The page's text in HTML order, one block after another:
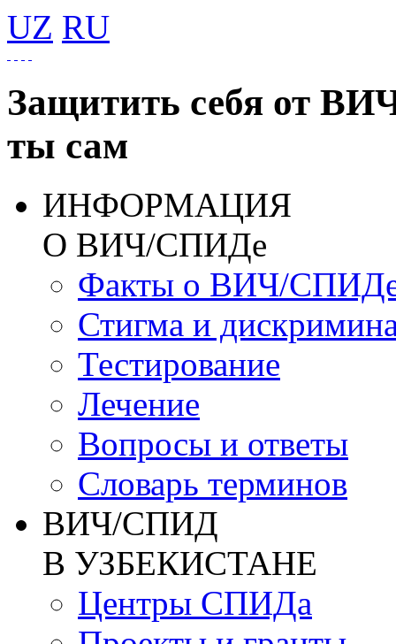
UZ RU
Защитить себя от
ты сам
ИНФОРМАЦИЯ
О ВИЧ/СПИДе
Факты о ВИЧ/
Стигма и
Тестирование
Лечение
Вопросы и ответы
Словарь терминов
ВИЧ/СПИД
В УЗБЕКИСТАНЕ
Центры СПИДа